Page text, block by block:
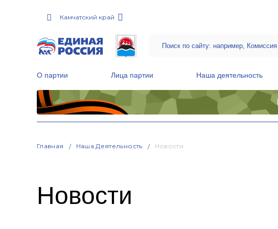
Камчатский край
О партии Лица партии Наша деятельность
Главная Наша Деятельность Новости
Новости